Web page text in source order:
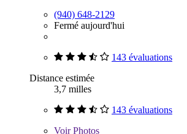
(940) 648-2129
Fermé aujourd'hui
143 évaluations
Distance estimée
3,7 milles
143 évaluations
VoirPhotos